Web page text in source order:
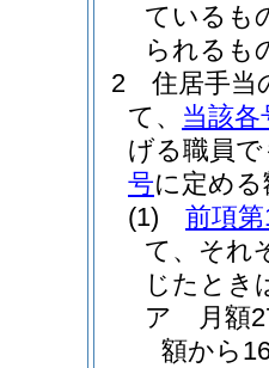
ているも
られるも
2
住居手当
て、 当該各
げる職員
号に定め
(1)
前項
て、それ
じたとき
ア
月額
額から